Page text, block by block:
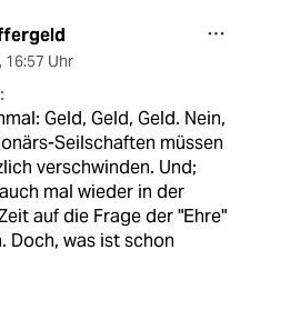
, 16:57 Uhr
Geld, Geld, Geld. Nein,
Seilschaften müssen
verschwinden. Und;
mal wieder in der
auf die Frage der "Ehre"
Doch, was ist schon